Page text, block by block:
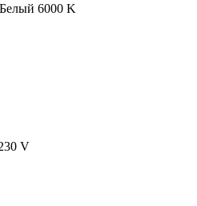
6000 K
V